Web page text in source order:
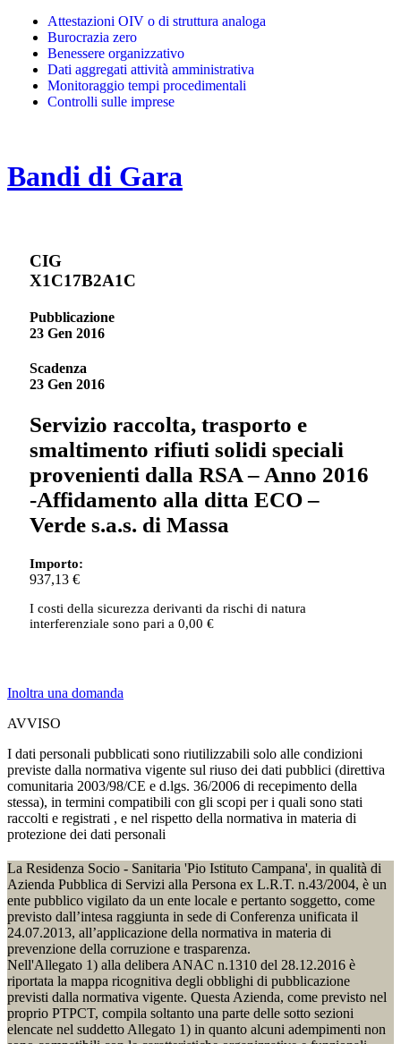
Attestazioni OIV o di struttura analoga
Burocrazia zero
Benessere organizzativo
Dati aggregati attività amministrativa
Monitoraggio tempi procedimentali
Controlli sulle imprese
Bandi di Gara
CIG
X1C17B2A1C
Pubblicazione
23 Gen 2016
Scadenza
23 Gen 2016
Servizio raccolta, trasporto e
smaltimento rifiuti solidi speciali
provenienti dalla RSA – Anno 2016
-Affidamento alla ditta ECO –
Verde s.a.s. di Massa
Importo:
937,13 €
I costi della sicurezza derivanti da rischi di natura
interferenziale sono pari a 0,00 €
Inoltra una domanda
AVVISO
I dati personali pubblicati sono riutilizzabili solo alle condizioni
previste dalla normativa vigente sul riuso dei dati pubblici (direttiva
comunitaria 2003/98/CE e d.lgs. 36/2006 di recepimento della
stessa), in termini compatibili con gli scopi per i quali sono stati
raccolti e registrati , e nel rispetto della normativa in materia di
protezione dei dati personali
La Residenza Socio - Sanitaria 'Pio Istituto Campana', in qualità di
Azienda Pubblica di Servizi alla Persona ex L.R.T. n.43/2004, è un
ente pubblico vigilato da un ente locale e pertanto soggetto, come
previsto dall’intesa raggiunta in sede di Conferenza unificata il
24.07.2013, all’applicazione della normativa in materia di
prevenzione della corruzione e trasparenza.
Nell'Allegato 1) alla delibera ANAC n.1310 del 28.12.2016 è
riportata la mappa ricognitiva degli obblighi di pubblicazione
previsti dalla normativa vigente. Questa Azienda, come previsto nel
proprio PTPCT, compila soltanto una parte delle sotto sezioni
elencate nel suddetto Allegato 1) in quanto alcuni adempimenti non